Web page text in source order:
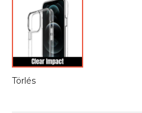
Törlés